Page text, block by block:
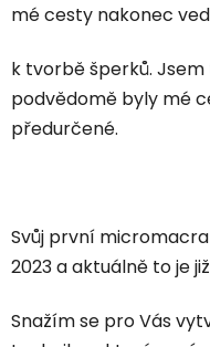
mé cesty nakonec
k tvorbě šperků. Jsem
podvědomě byly mé
předurčené.
Svůj první
2023 a aktuálně to je
Snažím se pro Vás